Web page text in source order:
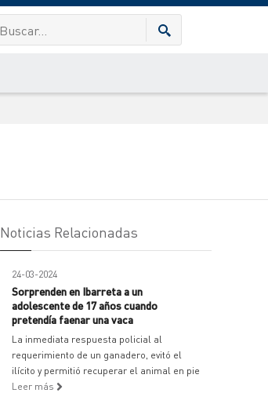
Noticias Relacionadas
24-03-2024
Sorprenden en Ibarreta a un
adolescente de 17 años cuando
pretendía faenar una vaca
La inmediata respuesta policial al
requerimiento de un ganadero, evitó el
ilícito y permitió recuperar el animal en pie
Leer más